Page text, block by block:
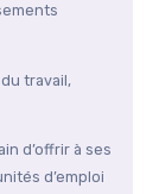
travail,
d’offrir à ses
d’emploi